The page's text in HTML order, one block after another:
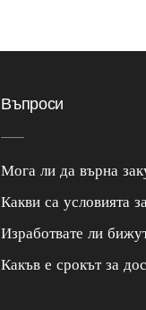
Въпроси
Мога ли да върна
Какви са условията
Изработвате ли
Какъв е срокът за